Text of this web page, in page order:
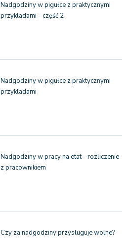
Nadgodziny w pigułce z praktycznymi
przykładami - część 2
Nadgodziny w pigułce z praktycznymi
przykładami
Nadgodziny w pracy na etat - rozliczenie
z pracownikiem
Czy za nadgodziny przysługuje wolne?